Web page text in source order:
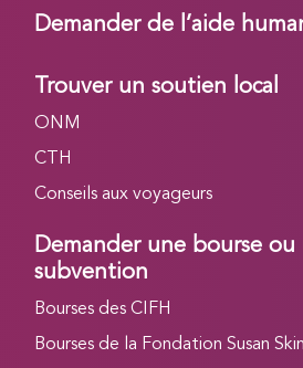
Demander de l’aide
Trouver un soutien local
ONM
CTH
Conseils aux voyageurs
Demander une bourse ou
subvention
Bourses des CIFH
Bourses de la Fondation Susan